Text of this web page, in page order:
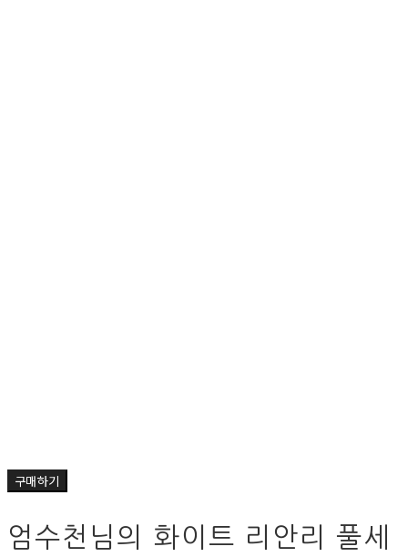
구매하기
엄수천님의 화이트 리안리 풀세